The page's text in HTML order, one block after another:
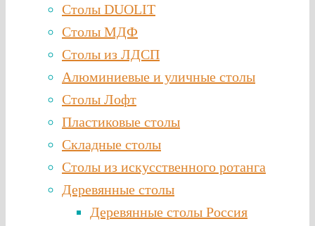
Столы DUOLIT
Столы МДФ
Столы из ЛДСП
Алюминиевые и уличные столы
Столы Лофт
Пластиковые столы
Складные столы
Столы из искусственного ротанга
Деревянные столы
Деревянные столы Россия